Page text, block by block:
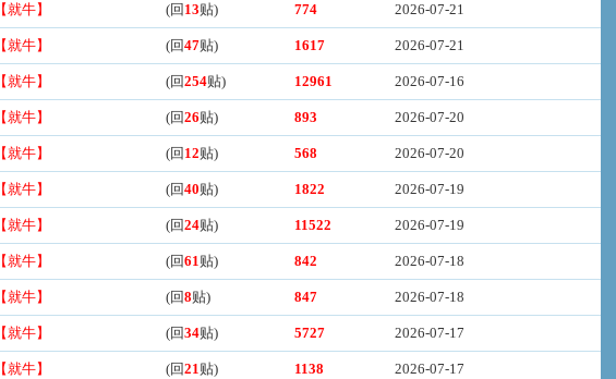
【就牛】 (回 13贴) 774 2026-07-21
【就牛】 (回47贴) 1617 2026-07-21
【就牛】 (回254贴) 12961 2026-07-16
【就牛】 (回26贴) 893 2026-07-20
【就牛】 (回 12贴) 568 2026-07-20
【就牛】 (回40贴) 1822 2026-07-19
【就牛】 (回24贴) 11522 2026-07-19
【就牛】 (回61贴) 842 2026-07-18
【就牛】 (回8贴) 847 2026-07-18
【就牛】 (回34贴) 5727 2026-07-17
【就牛】 (回21贴) 1138 2026-07-17